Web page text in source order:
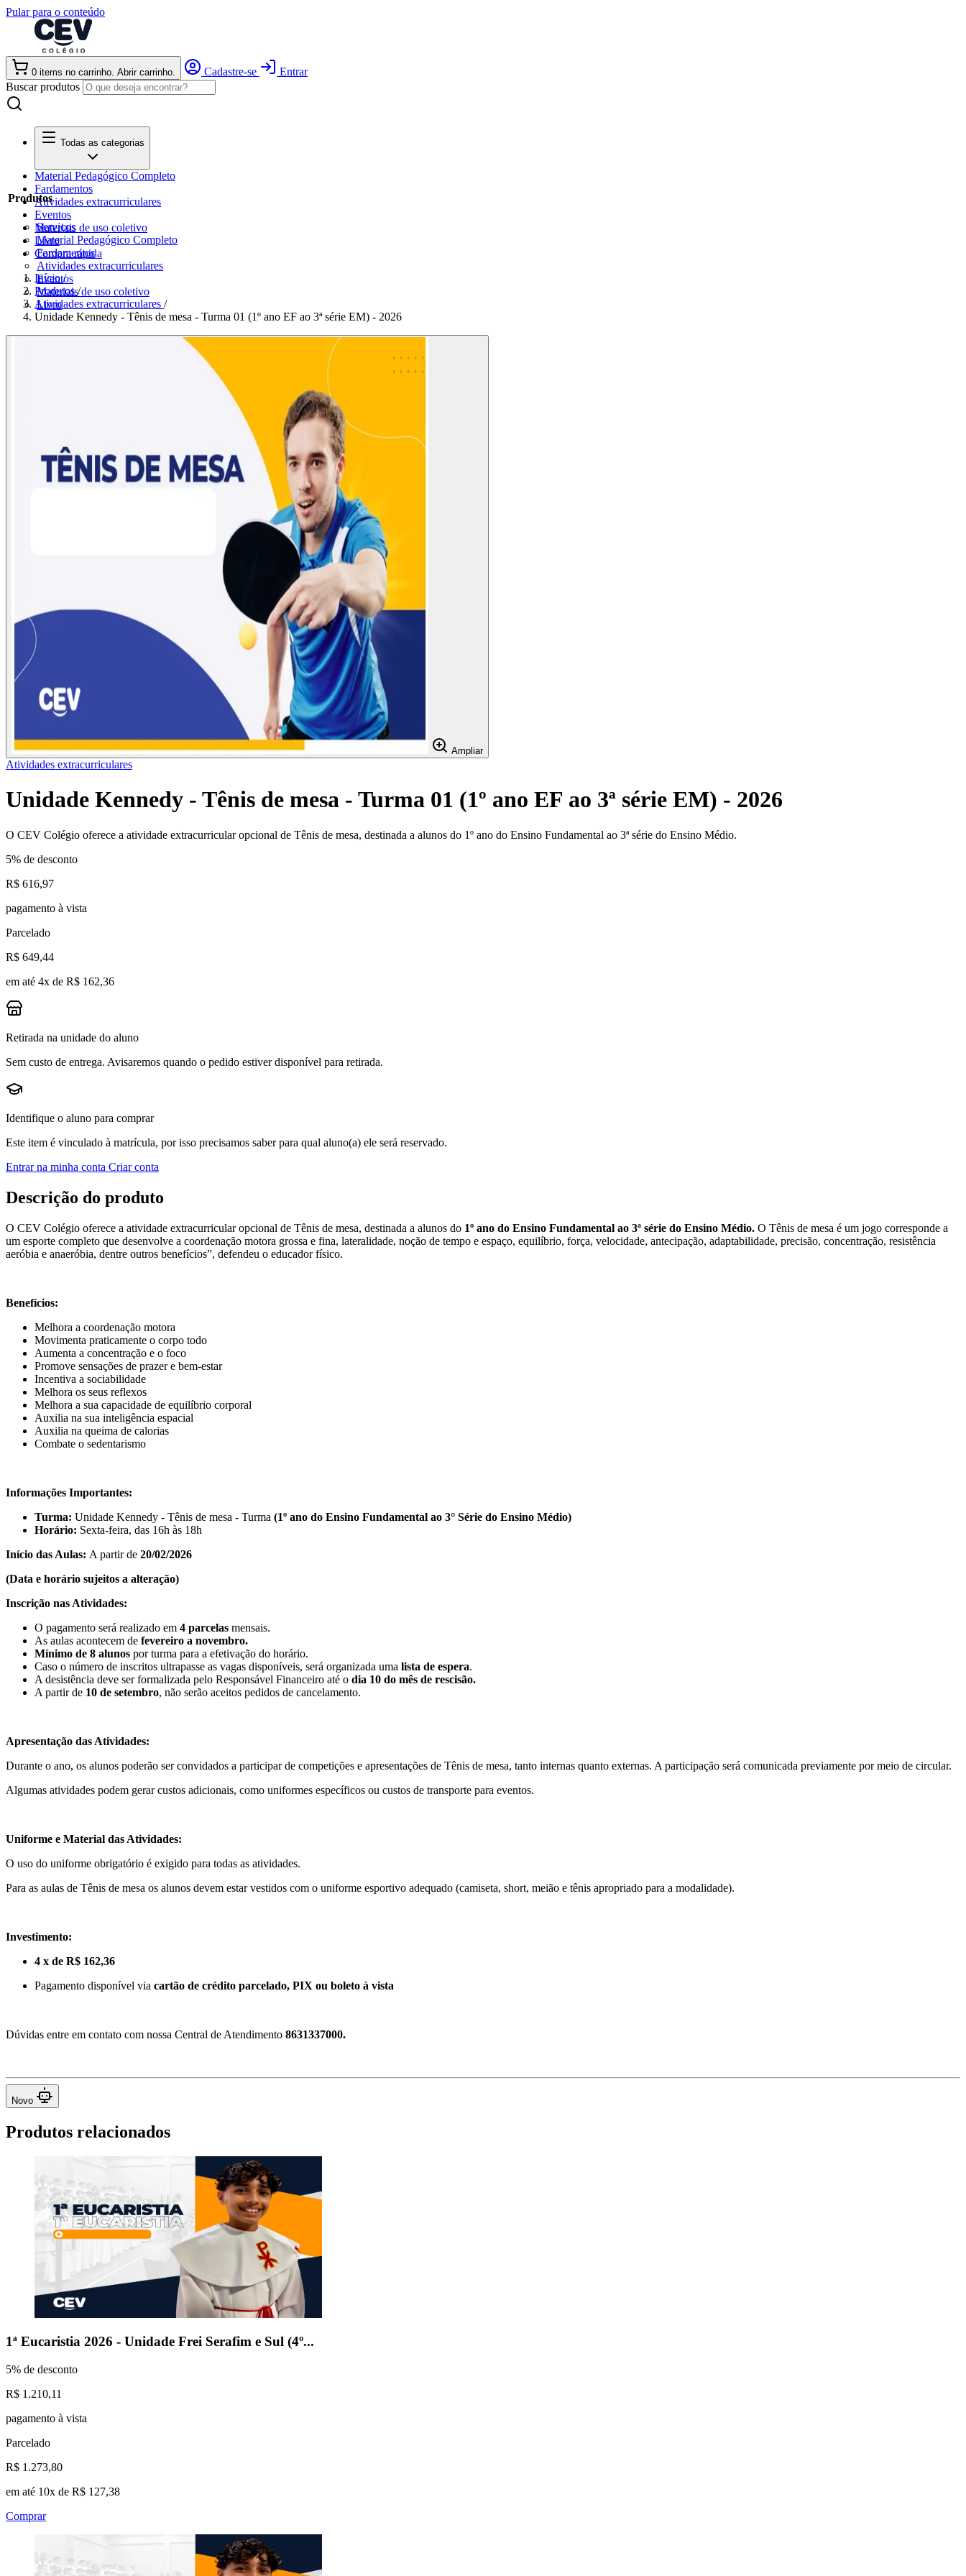
Pular para o conteúdo
0 items no carrinho. Abrir carrinho. Cadastre-se
Entrar
Buscar produtos
Todas as categorias
Produtos
Serviços
Material Pedagógico Completo
Fardamentos
Atividades extracurriculares
Eventos
Materiais de uso coletivo
Livro
Material Pedagógico Completo
Fardamentos
Atividades extracurriculares
Eventos
Materiais de uso coletivo
Livro
Compra rápida
Início/
Produtos/
Atividades extracurriculares /
Unidade Kennedy - Tênis de mesa - Turma 01 (1º ano EF ao 3ª série EM) - 2026
Ampliar
Atividades extracurriculares
Unidade Kennedy - Tênis de mesa - Turma 01 (1º ano EF ao 3ª série EM) - 2026
O CEV Colégio oferece a atividade extracurricular opcional de Tênis de mesa, destinada a alunos do 1º ano do Ensino Fundamental ao 3ª série do Ensino Médio.
5% de desconto
R$ 616,97
pagamento à vista
Parcelado
R$ 649,44
em até 4x de R$ 162,36
Retirada na unidade do aluno
Sem custo de entrega. Avisaremos quando o pedido estiver disponível para retirada.
Identifique o aluno para comprar
Este item é vinculado à matrícula, por isso precisamos saber para qual aluno(a) ele será reservado.
Entrar na minha conta Criar conta
Descrição do produto
O CEV Colégio oferece a atividade extracurricular opcional de Tênis de mesa, destinada a alunos do 1º ano do Ensino Fundamental ao 3ª série do Ensino Médio. O Tênis de mesa é um jogo corresponde a
um esporte completo que desenvolve a coordenação motora grossa e fina, lateralidade, noção de tempo e espaço, equilíbrio, força, velocidade, antecipação, adaptabilidade, precisão, concentração, resistência
aeróbia e anaeróbia, dentre outros benefícios”, defendeu o educador físico.
Benefícios:
Melhora a coordenação motora
Movimenta praticamente o corpo todo
Aumenta a concentração e o foco
Promove sensações de prazer e bem-estar
Incentiva a sociabilidade
Melhora os seus reflexos
Melhora a sua capacidade de equilíbrio corporal
Auxilia na sua inteligência espacial
Auxilia na queima de calorias
Combate o sedentarismo
Informações Importantes:
Turma: Unidade Kennedy - Tênis de mesa - Turma (1º ano do Ensino Fundamental ao 3° Série do Ensino Médio)
Horário: Sexta-feira, das 16h às 18h
Início das Aulas: A partir de 20/02/2026
(Data e horário sujeitos a alteração)
Inscrição nas Atividades:
O pagamento será realizado em 4 parcelas mensais.
As aulas acontecem de fevereiro a novembro.
Mínimo de 8 alunos por turma para a efetivação do horário.
Caso o número de inscritos ultrapasse as vagas disponíveis, será organizada uma lista de espera.
A desistência deve ser formalizada pelo Responsável Financeiro até o dia 10 do mês de rescisão.
A partir de 10 de setembro, não serão aceitos pedidos de cancelamento.
Apresentação das Atividades:
Durante o ano, os alunos poderão ser convidados a participar de competições e apresentações de Tênis de mesa, tanto internas quanto externas. A participação será comunicada previamente por meio de circular.
Algumas atividades podem gerar custos adicionais, como uniformes específicos ou custos de transporte para eventos.
Uniforme e Material das Atividades:
O uso do uniforme obrigatório é exigido para todas as atividades.
Para as aulas de Tênis de mesa os alunos devem estar vestidos com o uniforme esportivo adequado (camiseta, short, meião e tênis apropriado para a modalidade).
Investimento:
4 x de R$ 162,36
Pagamento disponível via cartão de crédito parcelado, PIX ou boleto à vista
Dúvidas entre em contato com nossa Central de Atendimento 8631337000.
Novo
Produtos relacionados
1ª Eucaristia 2026 - Unidade Frei Serafim e Sul (4º...
5% de desconto
R$ 1.210,11
pagamento à vista
Parcelado
R$ 1.273,80
em até 10x de R$ 127,38
Comprar